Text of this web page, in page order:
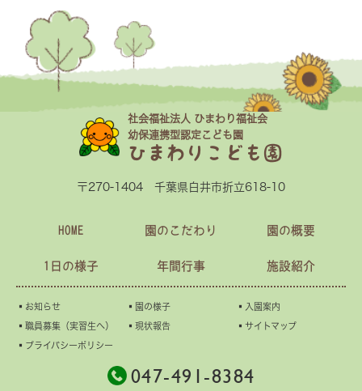
社会福祉法人 ひまわり福祉会
幼保連携型認定こども園
ひまわりこども園
〒270-1404 千葉県白井市折立618-10
HOME 園のこだわり 園の概要
1日の様子 年間行事 施設紹介
▪︎お知らせ ▪︎園の様子 ▪︎入園案内
▪︎職員募集（実習生へ） ▪︎現状報告 ▪︎サイトマップ
▪︎プライバシーポリシー
047-491-8384